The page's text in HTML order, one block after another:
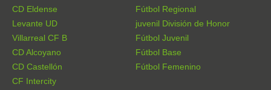
CD Eldense
Levante UD
Villarreal CF B
CD Alcoyano
CD Castellón
CF Intercity
Fútbol Regional
juvenil División de Honor
Fútbol Juvenil
Fútbol Base
Fútbol Femenino